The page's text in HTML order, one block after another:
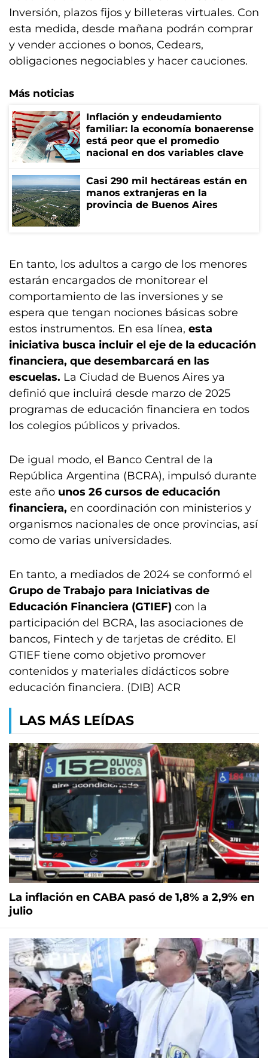
Inversión, plazos fijos y billeteras virtuales. Con
esta medida, desde mañana podrán comprar
y vender acciones o bonos, Cedears,
obligaciones negociables y hacer cauciones.
Más noticias
Inflación y endeudamiento
familiar: la economía bonaerense
está peor que el promedio
nacional en dos variables clave
Casi 290 mil hectáreas están en
manos extranjeras en la
provincia de Buenos Aires
En tanto, los adultos a cargo de los menores
estarán encargados de monitorear el
comportamiento de las inversiones y se
espera que tengan nociones básicas sobre
estos instrumentos. En esa línea, esta
iniciativa busca incluir el eje de la educación
financiera, que desembarcará en las
escuelas. La Ciudad de Buenos Aires ya
definió que incluirá desde marzo de 2025
programas de educación financiera en todos
los colegios públicos y privados.
De igual modo, el Banco Central de la
República Argentina (BCRA), impulsó durante
este año unos 26 cursos de educación
financiera, en coordinación con ministerios y
organismos nacionales de once provincias, así
como de varias universidades.
En tanto, a mediados de 2024 se conformó el
Grupo de Trabajo para Iniciativas de
Educación Financiera (GTIEF) con la
participación del BCRA, las asociaciones de
bancos, Fintech y de tarjetas de crédito. El
GTIEF tiene como objetivo promover
contenidos y materiales didácticos sobre
educación financiera. (DIB) ACR
LAS MÁS LEÍDAS
La inflación en CABA pasó de 1,8% a 2,9% en
julio